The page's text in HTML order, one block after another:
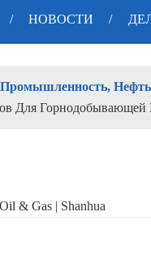
/ НОВОСТИ /
Для